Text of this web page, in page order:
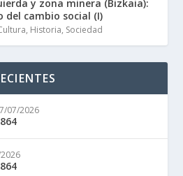
y zona minera (Bizkaia):
del cambio social (I)
, Historia, Sociedad
07/2026